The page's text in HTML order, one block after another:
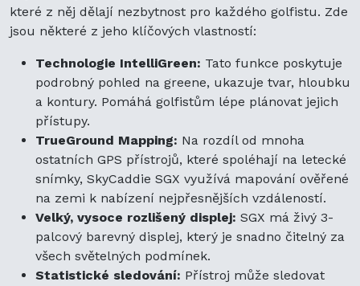
které z něj dělají nezbytnost pro každého golfistu. Zde
jsou některé z jeho klíčových vlastností:
Technologie IntelliGreen: Tato funkce poskytuje
podrobný pohled na greene, ukazuje tvar, hloubku
a kontury. Pomáhá golfistům lépe plánovat jejich
přístupy.
TrueGround Mapping: Na rozdíl od mnoha
ostatních GPS přístrojů, které spoléhají na letecké
snímky, SkyCaddie SGX využívá mapování ověřené
na zemi k nabízení nejpřesnějších vzdáleností.
Velký, vysoce rozlišený displej: SGX má živý 3-
palcový barevný displej, který je snadno čitelný za
všech světelných podmínek.
Statistické sledování: Přístroj může sledovat